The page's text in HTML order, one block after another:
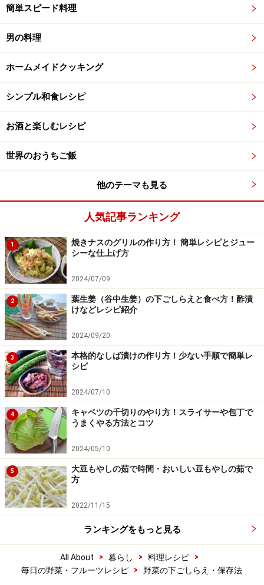
簡単スピード料理
男の料理
ホームメイドクッキング
シンプル和食レシピ
お酒と楽しむレシピ
世界のおうちご飯
他のテーマも見る
人気記事ランキング
1
焼きナスのグリルの作り方！ 簡単レシピとジュー
シーな仕上げ方
2024/07/09
2
葉生姜（谷中生姜）の下ごしらえと食べ方！酢漬
けなどレシピ紹介
2024/09/20
3
本格的なしば漬けの作り方！少ない手順で簡単レ
シピ
2024/07/10
4
キャベツの千切りのやり方！スライサーや包丁で
うまくやる方法とコツ
2024/05/10
5
大豆もやしの茹で時間・おいしい豆もやしの茹で
方
2022/11/15
ランキングをもっと見る
All About > 暮らし > 料理レシピ
>
毎日の野菜・フルーツレシピ
> 野菜の下ごしらえ・保存法